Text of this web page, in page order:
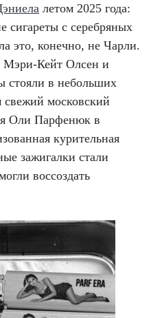
летом 2025 года:
сигареты с серебряных
это, конечно, не Чарли.
Мэри-Кейт Олсен и
стояли в небольших
московский
Оли Парфенюк в
курительная
зажигалки стали
воссоздать